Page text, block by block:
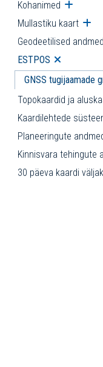
Kohanimed Ava
Mullastiku kaart
Geodeetilised andmed
ESTPOS Ava
GNSS tugijaamade
Topokaardid ja
Kaardilehtede
Planeeringute
Kinnisvara tehingute
30 päeva kaardi